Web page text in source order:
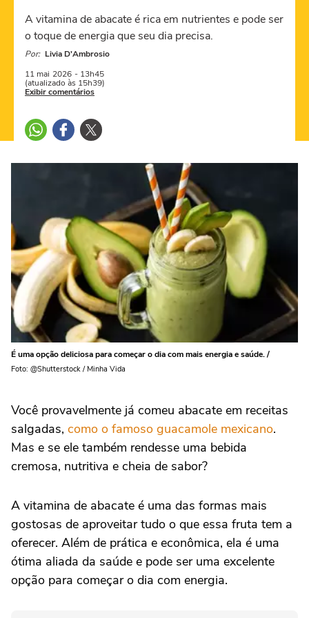
A vitamina de abacate é rica em nutrientes e pode ser
o toque de energia que seu dia precisa.
Por: Livia D'Ambrosio
11 mai 2026 - 13h45
(atualizado às 15h39)
Exibir comentários
É uma opção deliciosa para começar o dia com mais energia e saúde. /
Foto: @Shutterstock / Minha Vida
Você provavelmente já comeu abacate em receitas
salgadas, como o famoso guacamole mexicano.
Mas e se ele também rendesse uma bebida
cremosa, nutritiva e cheia de sabor?
A vitamina de abacate é uma das formas mais
gostosas de aproveitar tudo o que essa fruta tem a
oferecer. Além de prática e econômica, ela é uma
ótima aliada da saúde e pode ser uma excelente
opção para começar o dia com energia.